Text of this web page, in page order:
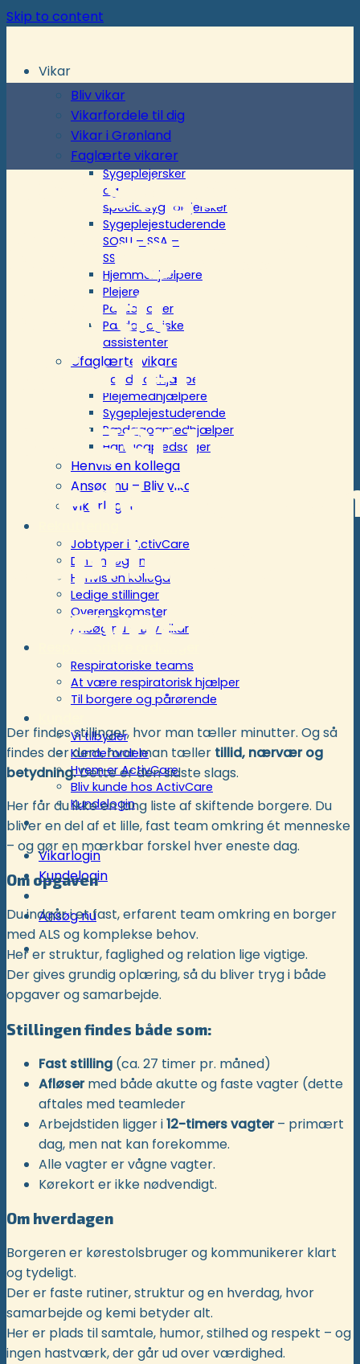
Skip to content
Vikar
Bliv vikar
Vikarfordele til dig
Vikar i Grønland
Faglærte vikarer
Sygeplejersker
og
specialsygeplejersker
Sygeplejestuderende
SOSU – SSA –
SSH
Hjemmehjælpere
Plejere
Pædagoger
Pædagogiske
assistenter
Ufaglærte vikarer
Handicaphjælper
Plejemedhjælpere
Sygeplejestuderende
Pædagogmedhjælper
Handicapledsager
Henvis en kollega
Ansøg nu – Bliv vikar
Vikarlogin
Jobtyper i ActivCare
Din ansøgning
Henvis en kollega
Ledige stillinger
Overenskomster
Ansøg nu – Bliv vikar
Respiratoriske teams
At være respiratorisk hjælper
Til borgere og pårørende
Vi tilbyder
Kundefordele
Hvem er ActivCare
Bliv kunde hos ActivCare
Kundelogin
Støtte- og specialordninger
Vikarlogin
Kundelogin
Ansøg nu
Der søges
SSA og/eller
SSA til
kvindelig
borger i
til primært
dagvagter
Der findes stillinger, hvor man tæller minutter. Og så
findes der dem, hvor man tæller tillid, nærvær og
betydning.Dette er den sidste slags.
Her får du ikke en lang liste af skiftende borgere. Du
bliver en del af et lille, fast team omkring ét menneske
– og gør en mærkbar forskel hver eneste dag.
Om opgaven
Du indgår i et fast, erfarent team omkring en borger
med ALS og komplekse behov.
Her er struktur, faglighed og relation lige vigtige.
Der gives grundig oplæring, så du bliver tryg i både
opgaver og samarbejde.
Stillingen findes både som:
Fast stilling (ca. 27 timer pr. måned)
Afløsermed både akutte og faste vagter (dette
aftales med teamleder
Arbejdstiden ligger i12-timers vagter– primært
dag, men nat kan forekomme.
Alle vagter er vågne vagter.
Kørekort er ikke nødvendigt.
Om hverdagen
Borgeren er kørestolsbruger og kommunikerer klart
og tydeligt.
Der er faste rutiner, struktur og en hverdag, hvor
samarbejde og kemi betyder alt.
Her er plads til samtale, humor, stilhed og respekt – og
ingen hastværk, der går ud over værdighed.